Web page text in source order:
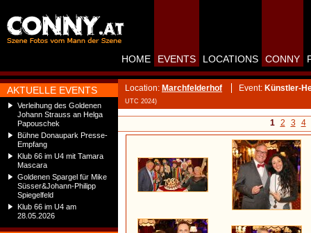
AKTUELLE EVENTS
Verleihung des Goldenen
Johann Strauss an Helga
Papouschek
Bühne Donaupark Presse-
Empfang
Klub 66 im U4 mit Tamara
Mascara
Goldenen Spargel für Mike
Süsser&Johann-Philipp
Spiegelfeld
Klub 66 im U4 am
28.05.2026
HOME EVENTS LOCATIONS CONNY
Location: Marchfelderhof Event: Künstler-
UTC 2024)
1 2 3 4